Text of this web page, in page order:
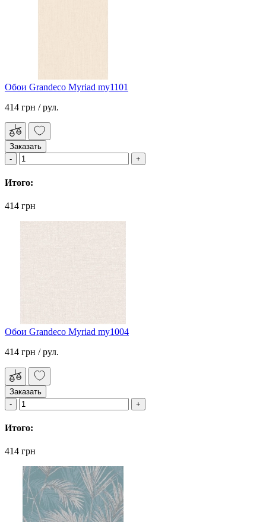
Обои Grandeco Myriad my1101
414 грн / рул.
Заказать
Итого:
414 грн
Обои Grandeco Myriad my1004
414 грн / рул.
Заказать
Итого:
414 грн